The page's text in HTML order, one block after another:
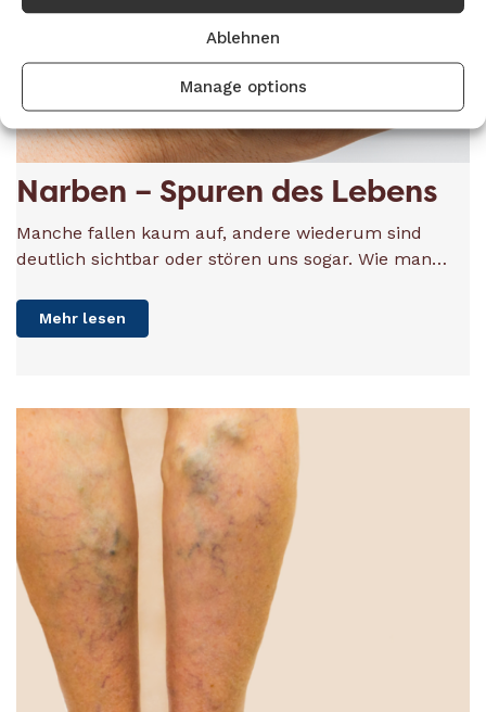
Ablehnen
Manage options
Narben – Spuren des Lebens
Manche fallen kaum auf, andere wiederum sind
deutlich sichtbar oder stören uns sogar. Wie man…
Mehr lesen